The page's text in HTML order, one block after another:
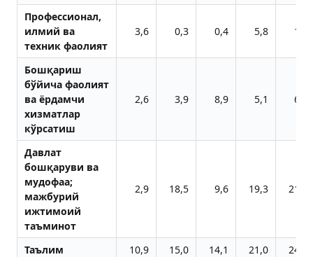
Профессионал,
илмий ва
техник фаолият
3,6 0,3 0,4 5,8 1,3
Бошқариш
бўйича фаолият
ва ёрдамчи
хизматлар
кўрсатиш
2,6 3,9 8,9 5,1 6,7
Давлат
бошқаруви ва
мудофаа;
мажбурий
ижтимоий
таъминот
2,9 18,5 9,6 19,3 21,7
Таълим 10,9 15,0 14,1 21,0
24,4